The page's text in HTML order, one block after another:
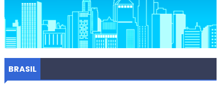
BRASIL